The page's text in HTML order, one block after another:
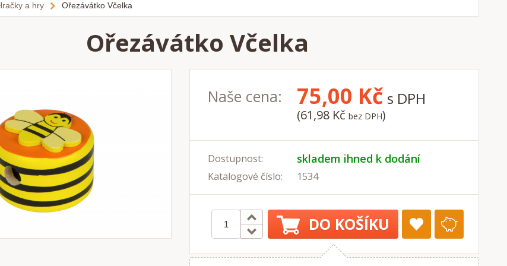
a hry Ořezávátko Včelka
Ořezávátko Včelka
Naše cena: 75,00 Kč s DPH
(61,98 Kč bez DPH)
Dostupnost: skladem ihned k dodání
Katalogové číslo: 1534
DO KOŠÍKU